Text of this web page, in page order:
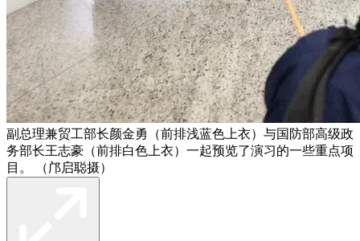
副总理兼贸工部长颜金勇（前排浅蓝色上衣）与国防部高级政
务部长王志豪（前排白色上衣）一起预览了演习的一些重点项
目。 （邝启聪摄）